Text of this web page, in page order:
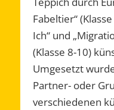
Fabeltier“
Ich“ und
(Klasse 8-10)
Umgesetzt
Partner- oder
verschiedenen